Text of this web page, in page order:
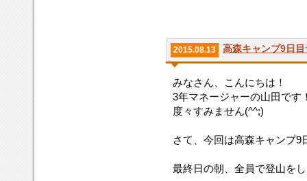
2015.08.13 高森キャンプ9日
みなさん、こんにちは！
3年マネージャーの山田です
度々すみません(^^;)
さて、今回は高森キャンプ
最終日の朝、全員で登山を